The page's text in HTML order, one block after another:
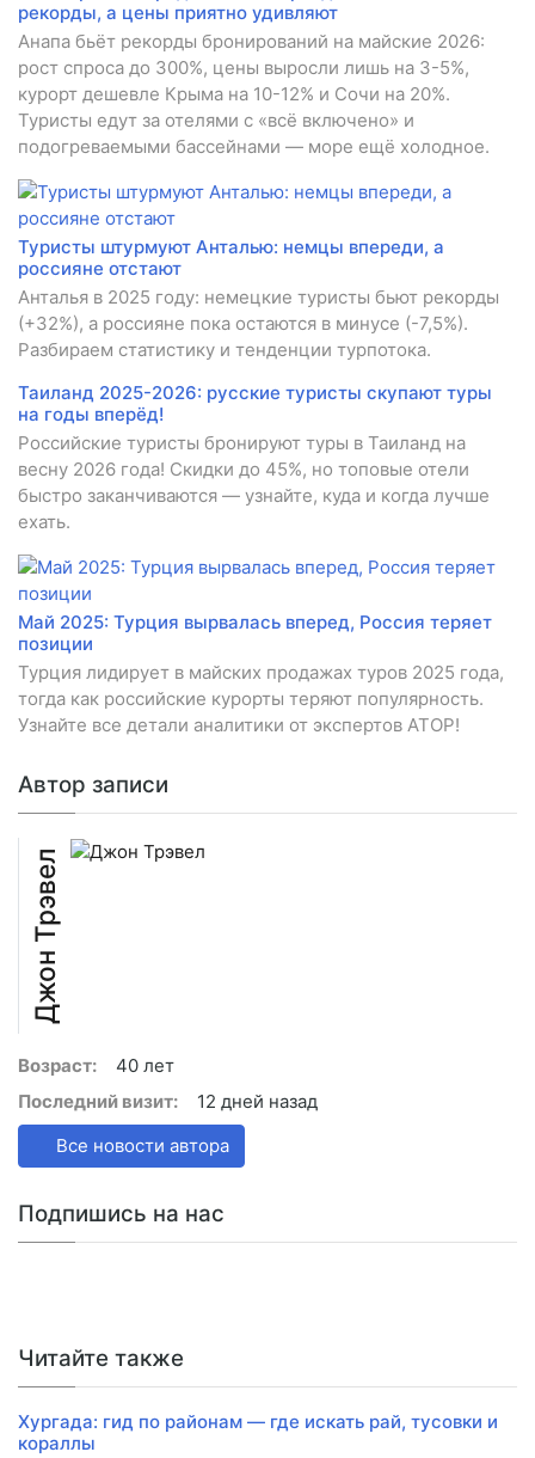
рекорды, а цены приятно удивляют
Анапа бьёт рекорды бронирований на майские 2026:
рост спроса до 300%, цены выросли лишь на 3-5%,
курорт дешевле Крыма на 10-12% и Сочи на 20%.
Туристы едут за отелями с «всё включено» и
подогреваемыми бассейнами — море ещё холодное.
Туристы штурмуют Анталью: немцы впереди, а
россияне отстают
Анталья в 2025 году: немецкие туристы бьют рекорды
(+32%), а россияне пока остаются в минусе (-7,5%).
Разбираем статистику и тенденции турпотока.
Таиланд 2025-2026: русские туристы скупают туры
на годы вперёд!
Российские туристы бронируют туры в Таиланд на
весну 2026 года! Скидки до 45%, но топовые отели
быстро заканчиваются — узнайте, куда и когда лучше
ехать.
Май 2025: Турция вырвалась вперед, Россия теряет
позиции
Турция лидирует в майских продажах туров 2025 года,
тогда как российские курорты теряют популярность.
Узнайте все детали аналитики от экспертов АТОР!
Автор записи
Джон Трэвел
Возраст:
40 лет
Последний визит:
12 дней назад
Все новости автора
Подпишись на нас
Читайте также
Хургада: гид по районам — где искать рай, тусовки и
кораллы